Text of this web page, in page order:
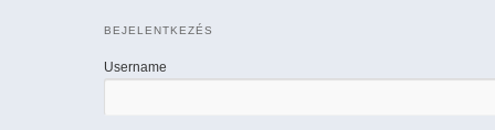
BEJELENTKEZÉS
Username